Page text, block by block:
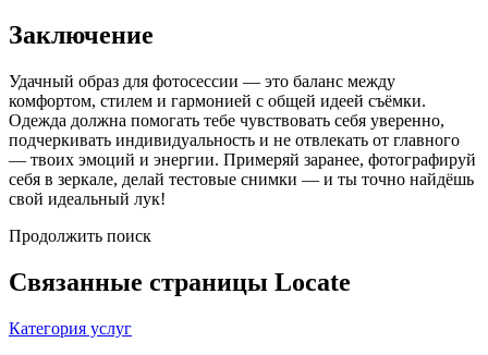
Заключение
Удачный образ для фотосессии — это баланс между
комфортом, стилем и гармонией с общей идеей съёмки.
Одежда должна помогать тебе чувствовать себя уверенно,
подчеркивать индивидуальность и не отвлекать от главного
— твоих эмоций и энергии. Примеряй заранее, фотографируй
себя в зеркале, делай тестовые снимки — и ты точно найдёшь
свой идеальный лук!
Продолжить поиск
Связанные страницы Locate
Категория услуг